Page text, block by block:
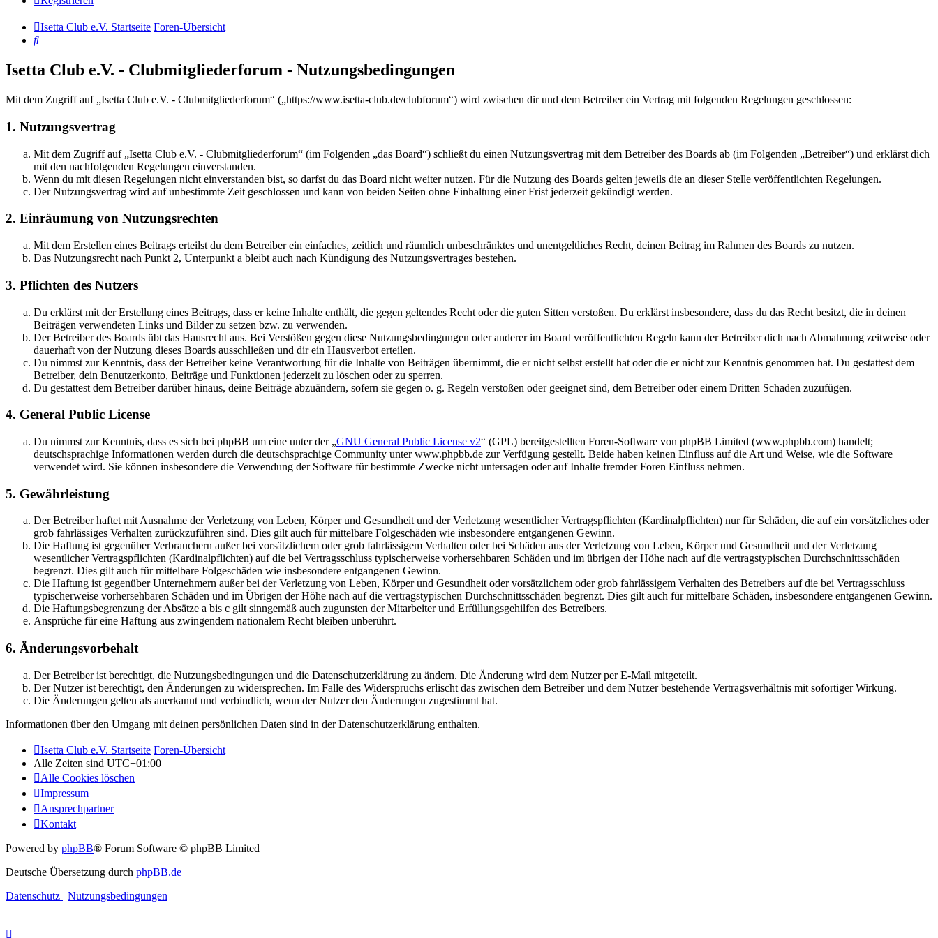
Isetta Club e.V. Startseite Foren-Übersicht
Suche
Isetta Club e.V. - Clubmitgliederforum - Nutzungsbedingungen
Mit dem Zugriff auf „Isetta Club e.V. - Clubmitgliederforum“ („https://www.isetta-club.de/clubforum“) wird zwischen dir und dem Betreiber ein Vertrag mit folgenden Regelungen geschlossen:
1. Nutzungsvertrag
Mit dem Zugriff auf „Isetta Club e.V. - Clubmitgliederforum“ (im Folgenden „das Board“) schließt du einen Nutzungsvertrag mit dem Betreiber des Boards ab (im Folgenden „Betreiber“) und erklärst dich
mit den nachfolgenden Regelungen einverstanden.
Wenn du mit diesen Regelungen nicht einverstanden bist, so darfst du das Board nicht weiter nutzen. Für die Nutzung des Boards gelten jeweils die an dieser Stelle veröffentlichten Regelungen.
Der Nutzungsvertrag wird auf unbestimmte Zeit geschlossen und kann von beiden Seiten ohne Einhaltung einer Frist jederzeit gekündigt werden.
2. Einräumung von Nutzungsrechten
Mit dem Erstellen eines Beitrags erteilst du dem Betreiber ein einfaches, zeitlich und räumlich unbeschränktes und unentgeltliches Recht, deinen Beitrag im Rahmen des Boards zu nutzen.
Das Nutzungsrecht nach Punkt 2, Unterpunkt a bleibt auch nach Kündigung des Nutzungsvertrages bestehen.
3. Pflichten des Nutzers
Du erklärst mit der Erstellung eines Beitrags, dass er keine Inhalte enthält, die gegen geltendes Recht oder die guten Sitten verstoßen. Du erklärst insbesondere, dass du das Recht besitzt, die in deinen
Beiträgen verwendeten Links und Bilder zu setzen bzw. zu verwenden.
Der Betreiber des Boards übt das Hausrecht aus. Bei Verstößen gegen diese Nutzungsbedingungen oder anderer im Board veröffentlichten Regeln kann der Betreiber dich nach Abmahnung zeitweise oder
dauerhaft von der Nutzung dieses Boards ausschließen und dir ein Hausverbot erteilen.
Du nimmst zur Kenntnis, dass der Betreiber keine Verantwortung für die Inhalte von Beiträgen übernimmt, die er nicht selbst erstellt hat oder die er nicht zur Kenntnis genommen hat. Du gestattest dem
Betreiber, dein Benutzerkonto, Beiträge und Funktionen jederzeit zu löschen oder zu sperren.
Du gestattest dem Betreiber darüber hinaus, deine Beiträge abzuändern, sofern sie gegen o. g. Regeln verstoßen oder geeignet sind, dem Betreiber oder einem Dritten Schaden zuzufügen.
4. General Public License
Du nimmst zur Kenntnis, dass es sich bei phpBB um eine unter der „GNU General Public License v2“ (GPL) bereitgestellten Foren-Software von phpBB Limited (www.phpbb.com) handelt;
deutschsprachige Informationen werden durch die deutschsprachige Community unter www.phpbb.de zur Verfügung gestellt. Beide haben keinen Einfluss auf die Art und Weise, wie die Software
verwendet wird. Sie können insbesondere die Verwendung der Software für bestimmte Zwecke nicht untersagen oder auf Inhalte fremder Foren Einfluss nehmen.
5. Gewährleistung
Der Betreiber haftet mit Ausnahme der Verletzung von Leben, Körper und Gesundheit und der Verletzung wesentlicher Vertragspflichten (Kardinalpflichten) nur für Schäden, die auf ein vorsätzliches oder
grob fahrlässiges Verhalten zurückzuführen sind. Dies gilt auch für mittelbare Folgeschäden wie insbesondere entgangenen Gewinn.
Die Haftung ist gegenüber Verbrauchern außer bei vorsätzlichem oder grob fahrlässigem Verhalten oder bei Schäden aus der Verletzung von Leben, Körper und Gesundheit und der Verletzung
wesentlicher Vertragspflichten (Kardinalpflichten) auf die bei Vertragsschluss typischerweise vorhersehbaren Schäden und im übrigen der Höhe nach auf die vertragstypischen Durchschnittsschäden
begrenzt. Dies gilt auch für mittelbare Folgeschäden wie insbesondere entgangenen Gewinn.
Die Haftung ist gegenüber Unternehmern außer bei der Verletzung von Leben, Körper und Gesundheit oder vorsätzlichem oder grob fahrlässigem Verhalten des Betreibers auf die bei Vertragsschluss
typischerweise vorhersehbaren Schäden und im Übrigen der Höhe nach auf die vertragstypischen Durchschnittsschäden begrenzt. Dies gilt auch für mittelbare Schäden, insbesondere entgangenen Gewinn.
Die Haftungsbegrenzung der Absätze a bis c gilt sinngemäß auch zugunsten der Mitarbeiter und Erfüllungsgehilfen des Betreibers.
Ansprüche für eine Haftung aus zwingendem nationalem Recht bleiben unberührt.
6. Änderungsvorbehalt
Der Betreiber ist berechtigt, die Nutzungsbedingungen und die Datenschutzerklärung zu ändern. Die Änderung wird dem Nutzer per E-Mail mitgeteilt.
Der Nutzer ist berechtigt, den Änderungen zu widersprechen. Im Falle des Widerspruchs erlischt das zwischen dem Betreiber und dem Nutzer bestehende Vertragsverhältnis mit sofortiger Wirkung.
Die Änderungen gelten als anerkannt und verbindlich, wenn der Nutzer den Änderungen zugestimmt hat.
Informationen über den Umgang mit deinen persönlichen Daten sind in der Datenschutzerklärung enthalten.
Isetta Club e.V. Startseite Foren-Übersicht
Alle Zeiten sind UTC+01:00
Alle Cookies löschen
Impressum
Ansprechpartner
Kontakt
Powered by phpBB® Forum Software © phpBB Limited
Deutsche Übersetzung durch phpBB.de
Datenschutz | Nutzungsbedingungen